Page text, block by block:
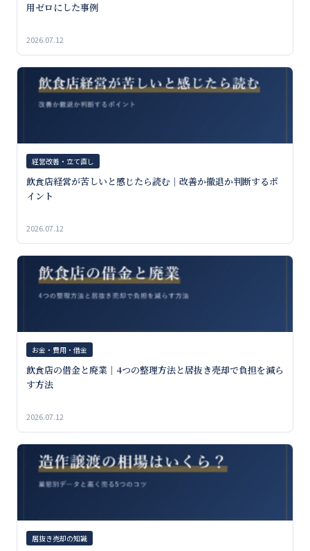
用ゼロにした事例
2026.07.12
経営改善・立て直し
飲食店経営が苦しいと感じたら読む｜改善か撤退か判断するポ
イント
2026.07.12
お金・費用・借金
飲食店の借金と廃業｜4つの整理方法と居抜き売却で負担を減ら
す方法
2026.07.12
居抜き売却の知識